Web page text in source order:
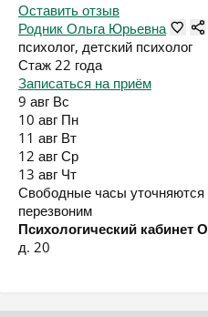
Оставить отзыв
Родник Ольга Юрьевна
психолог, детский психолог
Стаж 22 года
Записаться на приём
9 авг Вс
10 авг Пн
11 авг Вт
12 авг Ср
13 авг Чт
Свободные часы
перезвоним
Психологический кабинет
д. 20